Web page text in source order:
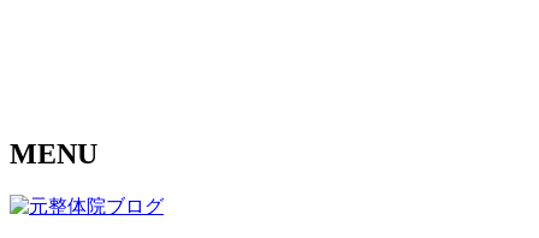
MENU